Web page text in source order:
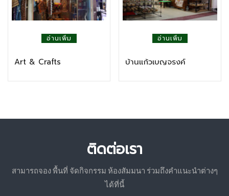
อ่านเพิ่ม
Art & Crafts
อ่านเพิ่ม
บ้านแก้วเบญจรงค์
ติดต่อเรา
สามารถจอง พื้นที่ จัดกิจกรรม ห้องสัมมนา ร่วมถึงคำแนะนำต่างๆ
ได้ที่นี้